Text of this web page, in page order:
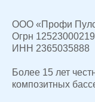
ООО «Профи
Огрн
ИНН 2365035888
Более 15 лет
композитных